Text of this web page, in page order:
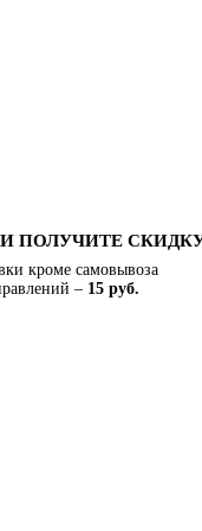
ПОЛУЧИТЕ
кроме самовывоза
– 15 руб.